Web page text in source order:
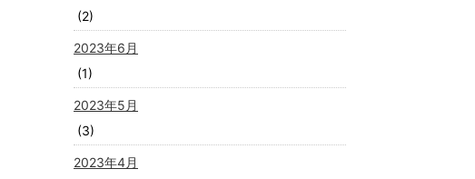
(2)
2023年6月
(1)
2023年5月
(3)
2023年4月